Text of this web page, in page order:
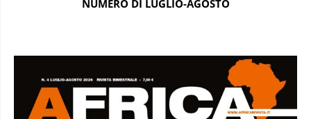
NUMERO DI LUGLIO-AGOSTO